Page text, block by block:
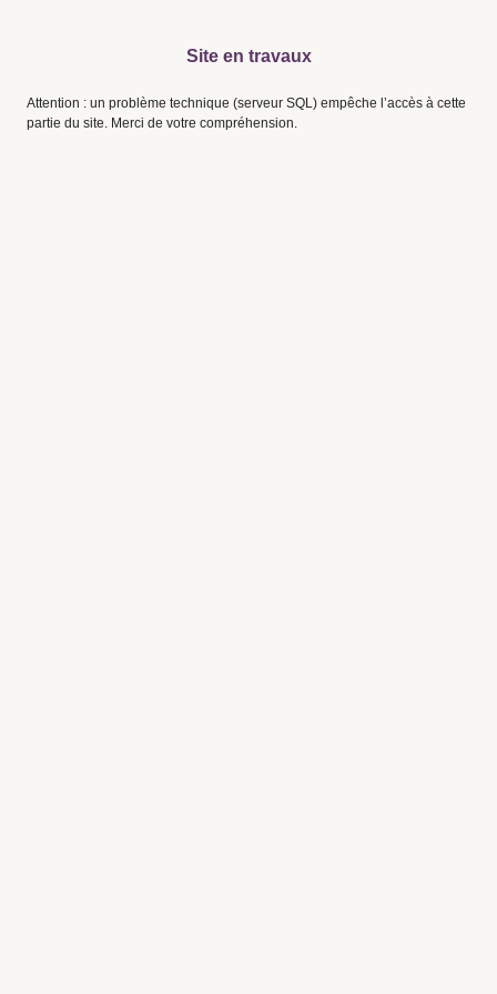
Site en travaux
Attention : un problème technique (serveur SQL) empêche l’accès à cette
partie du site. Merci de votre compréhension.